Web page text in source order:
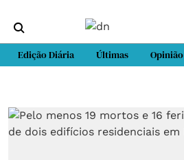
Edição Diária Últimas Opinião